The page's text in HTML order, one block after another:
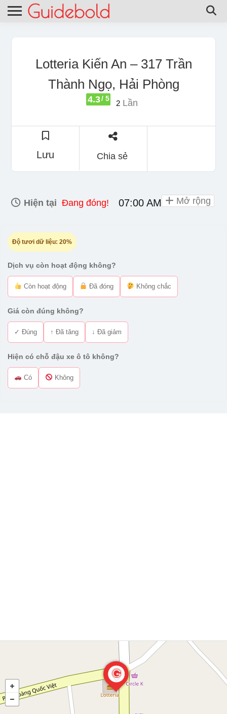
Lotteria Kiến An – 317 Trần
Thành Ngọ, Hải Phòng
4.3/ 5
2 Lần
Lưu Chia sẻ
Hiện tại Đang đóng! 07:00 AM - 11:00 PM
Độ tươi dữ liệu: 20%
Dịch vụ còn hoạt động không?
Còn hoạt động Đã đóng Không chắc
Giá còn đúng không?
✓ Đúng ↑ Đã tăng ↓ Đã giảm
Hiện có chỗ đậu xe ô tô không?
Có Không
Mở rộng